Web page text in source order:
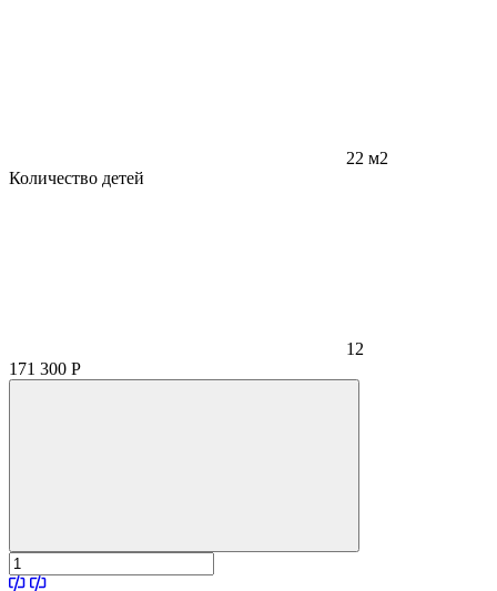
22 м2
Количество детей
12
171 300 Р